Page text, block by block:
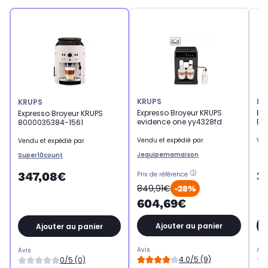
KRUPS
Expresso Broyeur KRUPS
8000035384-1561
Vendu et expédié par
Super10count
347,08€
Ajouter au panier
Avis
0/5 (0)
KRUPS
Expresso Broyeur KRUPS
evidence one yy4328fd
Vendu et expédié par
Jequipemamaison
Prix de référence
849,91€ -28%
604,69€
Ajouter au panier
Avis
4.0/5 (9)